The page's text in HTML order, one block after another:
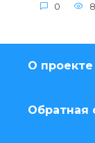
0
О проекте
Обратная